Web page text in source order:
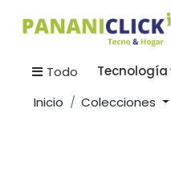
Todo Tecnología
Inicio
Colecciones